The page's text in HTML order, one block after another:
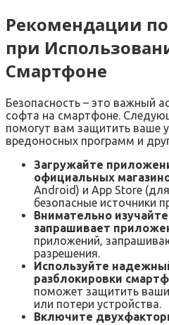
Рекомендации по
при
Смартфоне
Безопасность – это важный
софта на смартфоне.
помогут вам защитить ваше
вредоносных программ и
Загружайте
официальных
Android) и App Store
безопасные источники
Внимательно
запрашивает
приложений‚
разрешения.
Используйте
разблокировки
поможет защитить
или потери устройства.
Включите